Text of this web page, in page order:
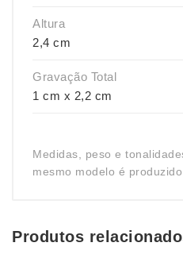
Altura
2,4 cm
Gravação Total
1 cm x 2,2 cm
Medidas, peso e
mesmo modelo é
Produtos